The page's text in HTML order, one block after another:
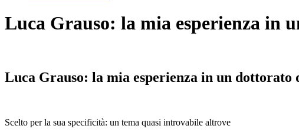
Luca Grauso: la mia esperienza in
Luca Grauso: la mia esperienza in un
Scelto per la sua specificità: un tema quasi introvabile altrove